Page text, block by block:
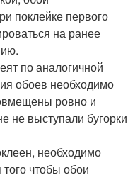
поклейке первого
на ранее
по аналогичной
обоев необходимо
ровно и
не выступали бугорки
необходимо
чтобы обои